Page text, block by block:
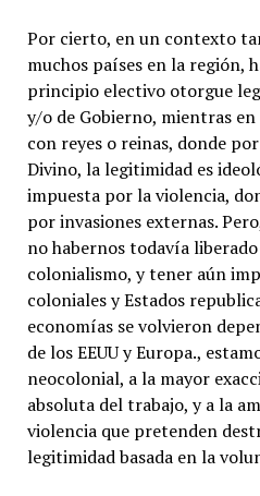
Por cierto, en un contexto
muchos países en la región,
principio electivo otorgue
y/o de Gobierno, mientras
con reyes o reinas, donde
Divino, la legitimidad es
impuesta por la violencia,
por invasiones externas.
no habernos todavía
colonialismo, y tener aún
coloniales y Estados
economías se volvieron
de los EEUU y Europa.,
neocolonial, a la mayor
absoluta del trabajo, y a la
violencia que pretenden
legitimidad basada en la